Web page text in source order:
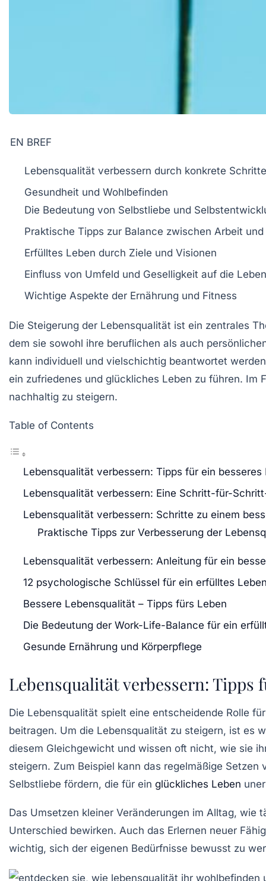
EN BREF
Lebensqualität verbessern durch konkrete Schritte
Gesundheit und Wohlbefinden
Die Bedeutung von Selbstliebe und
Praktische Tipps zur Balance zwischen Arbeit
Erfülltes Leben durch Ziele und Visionen
Einfluss von Umfeld und Geselligkeit auf die
Wichtige Aspekte der Ernährung und Fitness
Die Steigerung der Lebensqualität ist ein zentrales
dem sie sowohl ihre beruflichen als auch
kann individuell und vielschichtig beantwortet
ein zufriedenes und glückliches Leben zu führen. Im
nachhaltig zu steigern.
Table of Contents
Lebensqualität verbessern: Tipps für ein besseres
Lebensqualität verbessern: Eine Schritt-für-
Lebensqualität verbessern: Schritte zu einem
Praktische Tipps zur Verbesserung der
Lebensqualität verbessern: Anleitung für ein
12 psychologische Schlüssel für ein erfülltes
Bessere Lebensqualität – Tipps fürs Leben
Die Bedeutung der Work-Life-Balance für ein
Gesunde Ernährung und Körperpflege
Lebensqualität verbessern: Tipps
Die Lebensqualität spielt eine entscheidende Rolle
beitragen. Um die Lebensqualität zu steigern, ist es
diesem Gleichgewicht und wissen oft nicht, wie sie
steigern. Zum Beispiel kann das regelmäßige Setzen
Selbstliebe fördern, die für ein glückliches Leben
Das Umsetzen kleiner Veränderungen im Alltag, wie
Unterschied bewirken. Auch das Erlernen neuer
wichtig, sich der eigenen Bedürfnisse bewusst zu